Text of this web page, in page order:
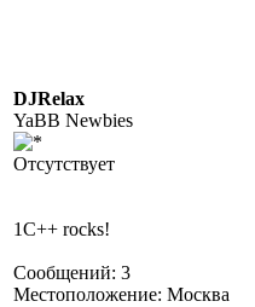
DJRelax
YaBB Newbies
Отсутствует
1C++ rocks!
Сообщений: 3
Местоположение: Москва